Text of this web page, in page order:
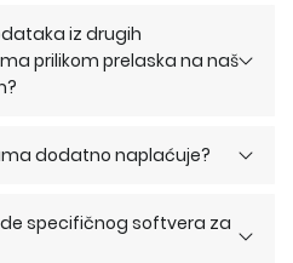
iz drugih
prilikom prelaska na naš
dodatno naplaćuje?
specifičnog softvera za